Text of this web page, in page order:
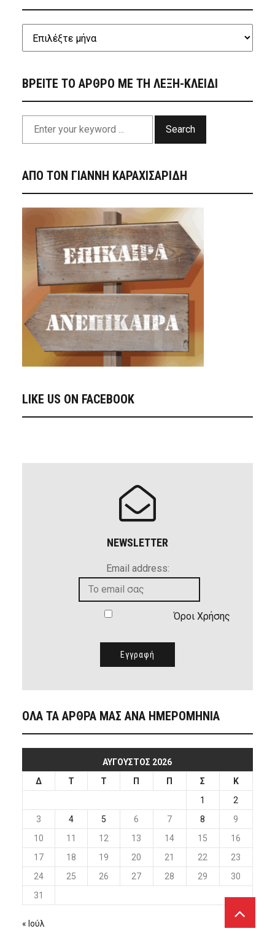
ΒΡΕΙΤΕ ΤΟ ΑΡΘΡΟ ΜΕ ΤΗ ΛΕΞΗ-ΚΛΕΙΔΙ
Search
ΑΠΟ ΤΟΝ ΓΙΑΝΝΗ ΚΑΡΑΧΙΣΑΡΙΔΗ
LIKE US ON FACEBOOK
NEWSLETTER
Email address:
Όροι Χρήσης
ΟΛΑ ΤΑ ΑΡΘΡΑ ΜΑΣ ΑΝΑ ΗΜΕΡΟΜΗΝΙΑ
ΑΎΓΟΥΣΤΟΣ 2026
Δ
Τ Τ Π Π Σ
Κ
1
2
3
4 5 6 7 8
9
10
11 12 13 14 15
16
17
18 19 20 21 22
23
24
25 26 27 28 29
30
31
« Ιούλ